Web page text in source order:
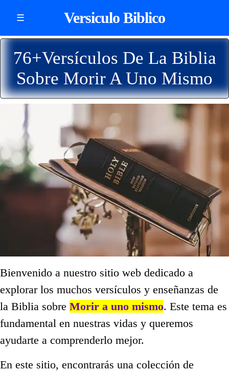
☰ Versiculo Biblico
76+Versículos De La Biblia
Sobre Morir A Uno Mismo
Bienvenido a nuestro sitio web dedicado a
explorar los muchos versículos y enseñanzas de
la Biblia sobre Morir a uno mismo. Este tema es
fundamental en nuestras vidas y queremos
ayudarte a comprenderlo mejor.
En este sitio, encontrarás una colección de